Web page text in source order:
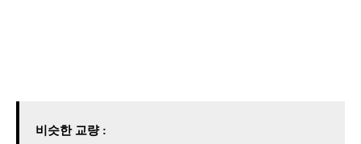
비슷한 교량 :